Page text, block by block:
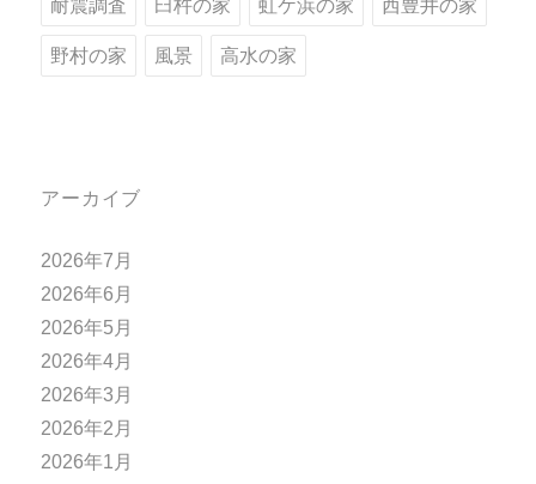
耐震調査 臼杵の家 虹ケ浜の家 西豊井の家
野村の家 風景 高水の家
アーカイブ
2026年7月
2026年6月
2026年5月
2026年4月
2026年3月
2026年2月
2026年1月